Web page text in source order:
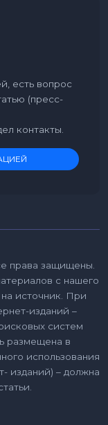
есть вопрос
(пресс-
контакты.
права защищены.
с нашего
источник. При
изданий –
систем
размещена в
использования
изданий) – должна